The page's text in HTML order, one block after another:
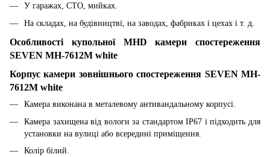
У гаражах, СТО, мийках.
На складах, на будівництві, на заводах, фабриках і цехах і т. д.
Особливості купольної MHD камери спостереження
SEVEN MH-7612M white
Корпус камери зовнішнього спостереження SEVEN MH-
7612M white
Камера виконана в металевому антивандальному корпусі.
Камера захищена від вологи за стандартом IP67 і підходить для
установки на вулиці або всередині приміщення.
Колір білий.